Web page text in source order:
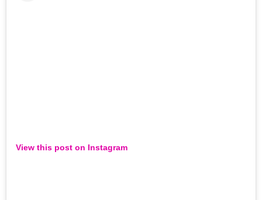
View this post on Instagram